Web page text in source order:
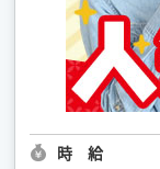
時 給